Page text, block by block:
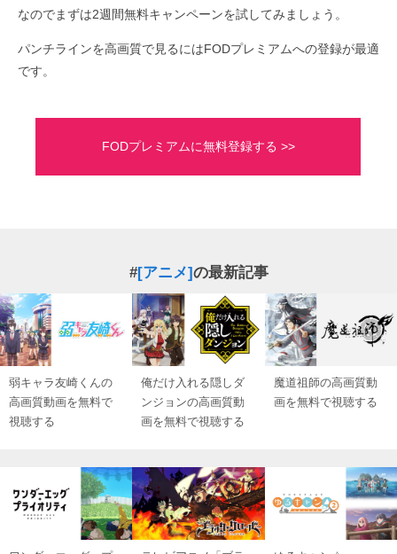
なのでまずは2週間無料キャンペーンを試してみましょう。
パンチラインを高画質で見るにはFODプレミアムへの登録が最適
です。
FODプレミアムに無料登録する >>
#[アニメ]の最新記事
弱キャラ友崎くんの
高画質動画を無料で
視聴する
俺だけ入れる隠しダ
ンジョンの高画質動
画を無料で視聴する
魔道祖師の高画質動
画を無料で視聴する